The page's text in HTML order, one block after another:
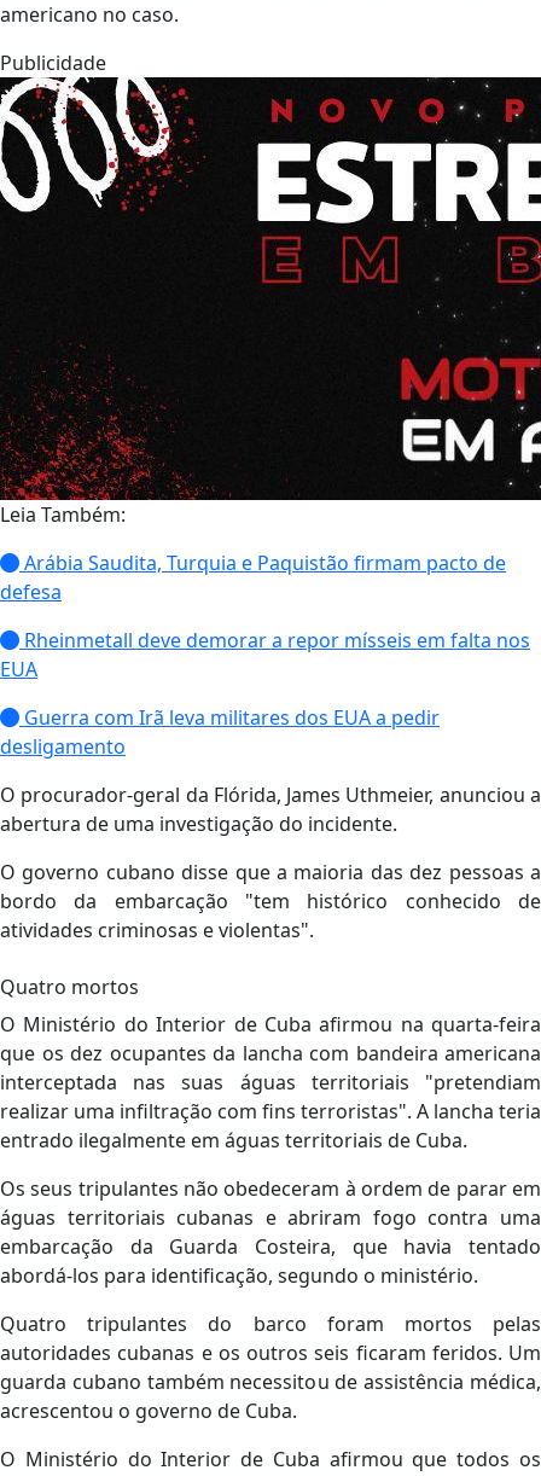
americano no caso.
Publicidade
Leia Também:
Arábia Saudita, Turquia e Paquistão firmam pacto de
defesa
Rheinmetall deve demorar a repor mísseis em falta nos
EUA
Guerra com Irã leva militares dos EUA a pedir
desligamento
O procurador-geral da Flórida, James Uthmeier, anunciou a
abertura de uma investigação do incidente.
O governo cubano disse que a maioria das dez pessoas a
bordo da embarcação "tem histórico conhecido de
atividades criminosas e violentas".
Quatro mortos
O Ministério do Interior de Cuba afirmou na quarta-feira
que os dez ocupantes da lancha com bandeira americana
interceptada nas suas águas territoriais "pretendiam
realizar uma infiltração com fins terroristas". A lancha teria
entrado ilegalmente em águas territoriais de Cuba.
Os seus tripulantes não obedeceram à ordem de parar em
águas territoriais cubanas e abriram fogo contra uma
embarcação da Guarda Costeira, que havia tentado
abordá-los para identificação, segundo o ministério.
Quatro tripulantes do barco foram mortos pelas
autoridades cubanas e os outros seis ficaram feridos. Um
guarda cubano também necessitou de assistência médica,
acrescentou o governo de Cuba.
O Ministério do Interior de Cuba afirmou que todos os